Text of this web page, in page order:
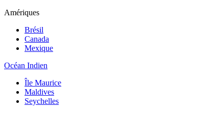
Amériques
Brésil
Canada
Mexique
Océan Indien
Île Maurice
Maldives
Seychelles